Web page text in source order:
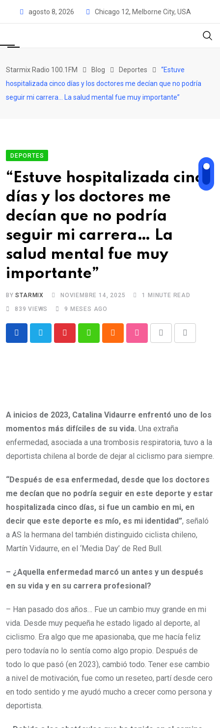
agosto 8, 2026 Chicago 12, Melborne City, USA
Starmix Radio 100.1FM Blog Deportes
“Estuve
hospitalizada cinco días y los doctores me decían que no podría
seguir mi carrera… La salud mental fue muy importante”
DEPORTES
“Estuve hospitalizada cinco
días y los doctores me
decían que no podría
seguir mi carrera… La
salud mental fue muy
importante”
BYSTARMIX NOVIEMBRE 14, 2025
1 MINUTE READ
839 VIEWS 9 MESES AGO
A inicios de 2023, Catalina Vidaurre enfrentó uno de los
momentos más difíciles de su vida. Una extraña
enfermedad, asociada a una trombosis respiratoria, tuvo a la
deportista chilena al borde de dejar al ciclismo para siempre.
“Después de esa enfermedad, desde que los doctores
me decían que no podría seguir en este deporte y estar
hospitalizada cinco días, si fue un cambio en mi, en
decir que este deporte es mío, es mi identidad”, señaló
a AS la hermana del también distinguido ciclista chileno,
Martín Vidaurre, en el ‘Media Day’ de Red Bull.
– ¿Aquella enfermedad marcó un antes y un después
en su vida y en su carrera profesional?
– Han pasado dos años… Fue un cambio muy grande en mi
vida. Desde muy pequeña he estado ligado al deporte, al
ciclismo. Era algo que me apasionaba, que me hacía feliz
pero todavía no lo sentía como algo propio. Después de
todo lo que pasó (en 2023), cambió todo. Tener ese cambio
a nivel de motivación, fue como un reseteo, partí desde cero
en todo sentido y me ayudó mucho a crecer como persona y
deportista.